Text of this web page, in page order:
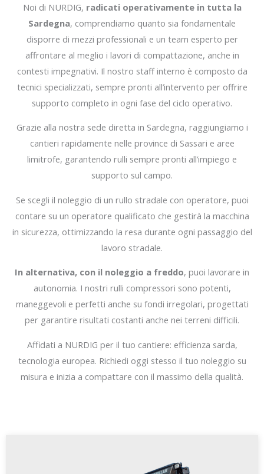
Noi di NURDIG, radicati operativamente in tutta la
Sardegna, comprendiamo quanto sia fondamentale
disporre di mezzi professionali e un team esperto per
affrontare al meglio i lavori di compattazione, anche in
contesti impegnativi. Il nostro staff interno è composto da
tecnici specializzati, sempre pronti all’intervento per offrire
supporto completo in ogni fase del ciclo operativo.
Grazie alla nostra sede diretta in Sardegna, raggiungiamo i
cantieri rapidamente nelle province di Sassari e aree
limitrofe, garantendo rulli sempre pronti all’impiego e
supporto sul campo.
Se scegli il noleggio di un rullo stradale con operatore, puoi
contare su un operatore qualificato che gestirà la macchina
in sicurezza, ottimizzando la resa durante ogni passaggio del
lavoro stradale.
In alternativa, con il noleggio a freddo, puoi lavorare in
autonomia. I nostri rulli compressori sono potenti,
maneggevoli e perfetti anche su fondi irregolari, progettati
per garantire risultati costanti anche nei terreni difficili.
Affidati a NURDIG per il tuo cantiere: efficienza sarda,
tecnologia europea. Richiedi oggi stesso il tuo noleggio su
misura e inizia a compattare con il massimo della qualità.